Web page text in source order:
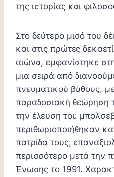
της ιστορίας και
Στο δεύτερο μισό του
και στις πρώτες
αιώνα, εμφανίστηκε
μια σειρά από
πνευματικού βάθους,
παραδοσιακή θεώρηση
την έλευση του
περιθωριοποιήθηκαν
πατρίδα τους,
περισσότερο μετά την
Ένωσης το 1991.